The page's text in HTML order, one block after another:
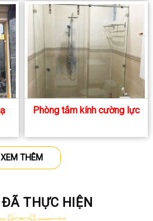
Phòng tắm kính cường lực
XEM THÊM
ĐÃ THỰC HIỆN